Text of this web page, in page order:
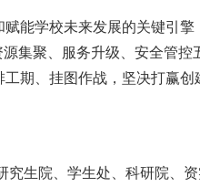
能学校未来发展的关键引
集聚、服务升级、安全管
期、挂图作战，坚决打赢创
生院、学生处、科研院、